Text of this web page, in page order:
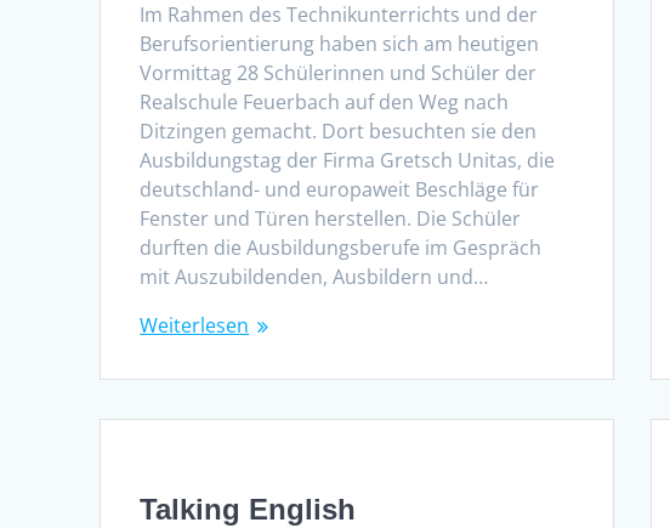
Im Rahmen des Technikunterrichts und der
Berufsorientierung haben sich am heutigen
Vormittag 28 Schülerinnen und Schüler der
Realschule Feuerbach auf den Weg nach
Ditzingen gemacht. Dort besuchten sie den
Ausbildungstag der Firma Gretsch Unitas, die
deutschland- und europaweit Beschläge für
Fenster und Türen herstellen. Die Schüler
durften die Ausbildungsberufe im Gespräch
mit Auszubildenden, Ausbildern und…
Weiterlesen
Talking English